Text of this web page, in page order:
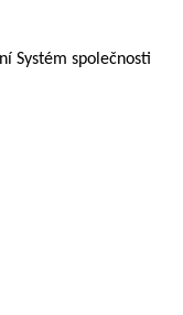
Systém společnosti